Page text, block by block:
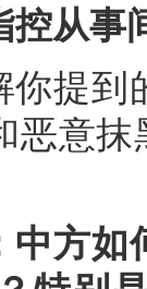
控从
你提到
恶意
中方